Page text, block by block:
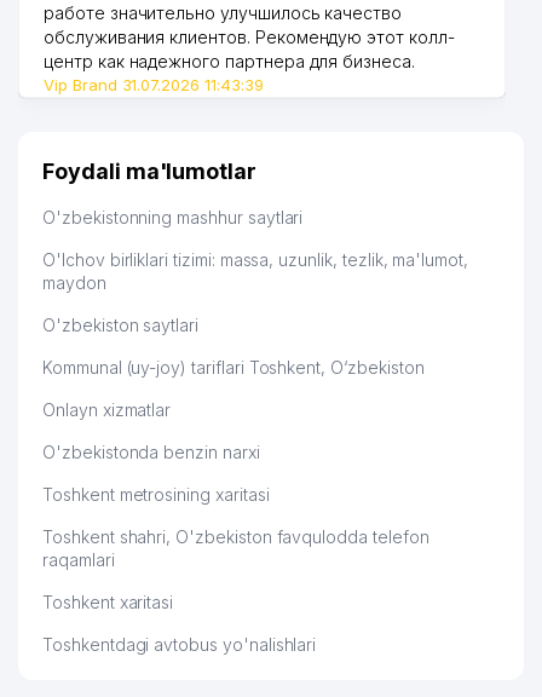
48 ANIZ OILAVIY KORXONASI 710 м
49
O‘ZBEKISTON XALQQARO ISLOM
712 м
50
NOTARIAL IDORASI
51
TOSHKENT SHAHAR IQTISODIY
DEPARTAMENT MINTAQAVIY
739 м
KEYF MChJ
53
RESPUBLIKASINING ELCHIXONASI
54 TAKEDA VAKOLATXONA
GAMMA TONER TEHNOLOGY
XUSUSIY KORXONASI
56
57
FIRMASI
работе значительно улучшилось качество
обслуживания клиентов. Рекомендую этот колл-
центр как надежного партнера для бизнеса.
Vip Brand 31.07.2026 11:43:39
Foydali ma'lumotlar
O'zbekistonning mashhur saytlari
O'lchov birliklari tizimi: massa, uzunlik, tezlik, ma'lumot,
maydon
O'zbekiston saytlari
Kommunal (uy-joy) tariflari Toshkent, O‘zbekiston
Onlayn xizmatlar
O'zbekistonda benzin narxi
Toshkent metrosining xaritasi
Toshkent shahri, O'zbekiston favqulodda telefon
raqamlari
Toshkent xaritasi
Toshkentdagi avtobus yo'nalishlari